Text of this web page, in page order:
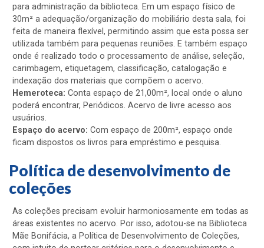
para administração da biblioteca. Em um espaço físico de
30m² a adequação/organização do mobiliário desta sala, foi
feita de maneira flexível, permitindo assim que esta possa ser
utilizada também para pequenas reuniões. E também espaço
onde é realizado todo o processamento de análise, seleção,
carimbagem, etiquetagem, classificação, catalogação e
indexação dos materiais que compõem o acervo.
Hemeroteca: Conta espaço de 21,00m², local onde o aluno
poderá encontrar, Periódicos. Acervo de livre acesso aos
usuários.
Espaço do acervo: Com espaço de 200m², espaço onde
ficam dispostos os livros para empréstimo e pesquisa.
Política de desenvolvimento de
coleções
As coleções precisam evoluir harmoniosamente em todas as
áreas existentes no acervo. Por isso, adotou-se na Biblioteca
Mãe Bonifácia, a Política de Desenvolvimento de Coleções,